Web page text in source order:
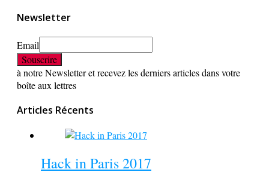
Newsletter
Email
à notre Newsletter et recevez les derniers articles dans votre
boîte aux lettres
Articles Récents
Hack in Paris 2017